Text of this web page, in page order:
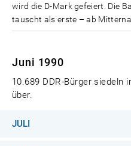
wird die D-Mark gefeiert. Die
tauscht als erste – ab
Juni 1990
10.689 DDR-Bürger siedeln
über.
JULI